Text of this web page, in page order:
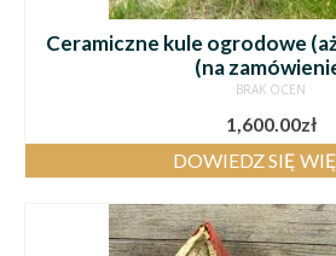
Ceramiczne kule ogrodowe
(na
BRAK OCEN
1,600.00zł
DOWIEDZ SIĘ